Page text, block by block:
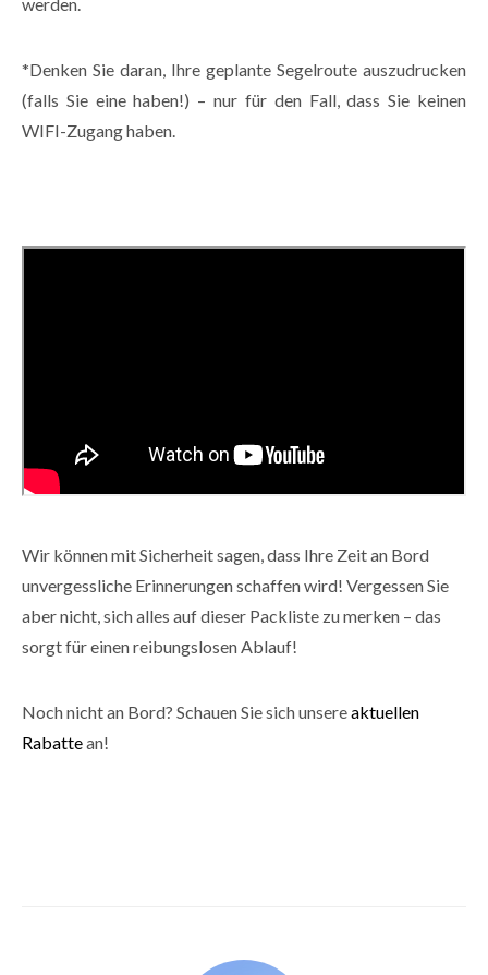
*Denken Sie daran, Ihre geplante Segelroute auszudrucken
(falls Sie eine haben!) – nur für den Fall, dass Sie keinen
WIFI-Zugang haben.
Wir können mit Sicherheit sagen, dass Ihre Zeit an Bord
unvergessliche Erinnerungen schaffen wird! Vergessen Sie
aber nicht, sich alles auf dieser Packliste zu merken – das
sorgt für einen reibungslosen Ablauf!
Noch nicht an Bord? Schauen Sie sich unsereaktuellen
Rabattean!